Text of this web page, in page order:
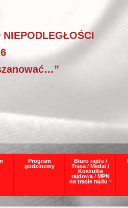
Program
godzinowy
Biuro rajdu /
Trasa / Medal /
Koszulka
rajdowa / MPN
na trasie rajdu